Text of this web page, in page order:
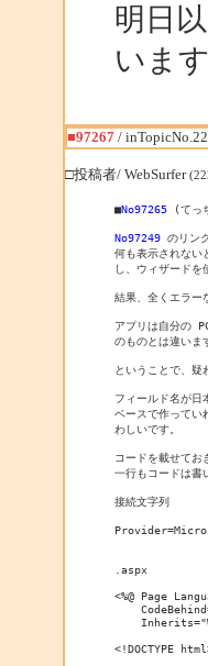
明日
います
■97267/
□投稿者/ WebSurfer
■No97265 (てっ
No97249 のリン
何も表示されな
し、ウィザード
結果、全くエラー
アプリは自分の
のものとは違いま
ということで、疑
フィールド名が日
ベースで作ってい
わしいです。
コードを載せて
一行もコードは書
接続文字列
.aspx
<%@ Page
<!DOCTYPE